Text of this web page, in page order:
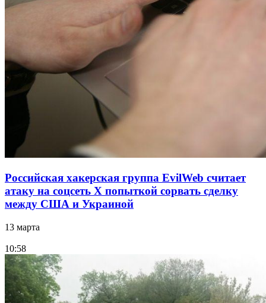
Российская хакерская группа EvilWeb считает
атаку на соцсеть Х попыткой сорвать сделку
между США и Украиной
13 марта
10:58